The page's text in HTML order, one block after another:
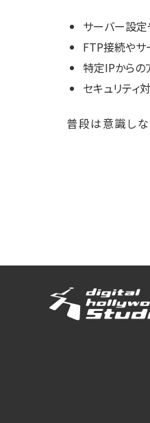
サーバー設
FTP接続や
特定IPからの
セキュリティ
普段は意識しな